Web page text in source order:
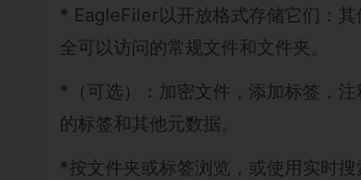
* EagleFiler以开放格式存储它们：其
全可以访问的常规文件和文件夹。
*（可选）：加密文件，添加标签，
的标签和其他元数据。
*按文件夹或标签浏览，或使用实时